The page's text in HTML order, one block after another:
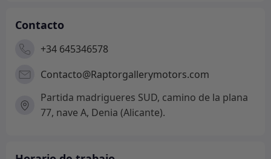
Contacto
+34 645346578
Contacto@Raptorgallerymotors.com
Partida madrigueres SUD, camino de la plana
77, nave A, Denia (Alicante).